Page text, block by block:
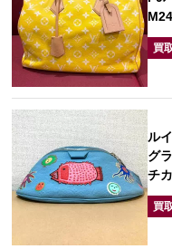
買
ル
グ
チ
買